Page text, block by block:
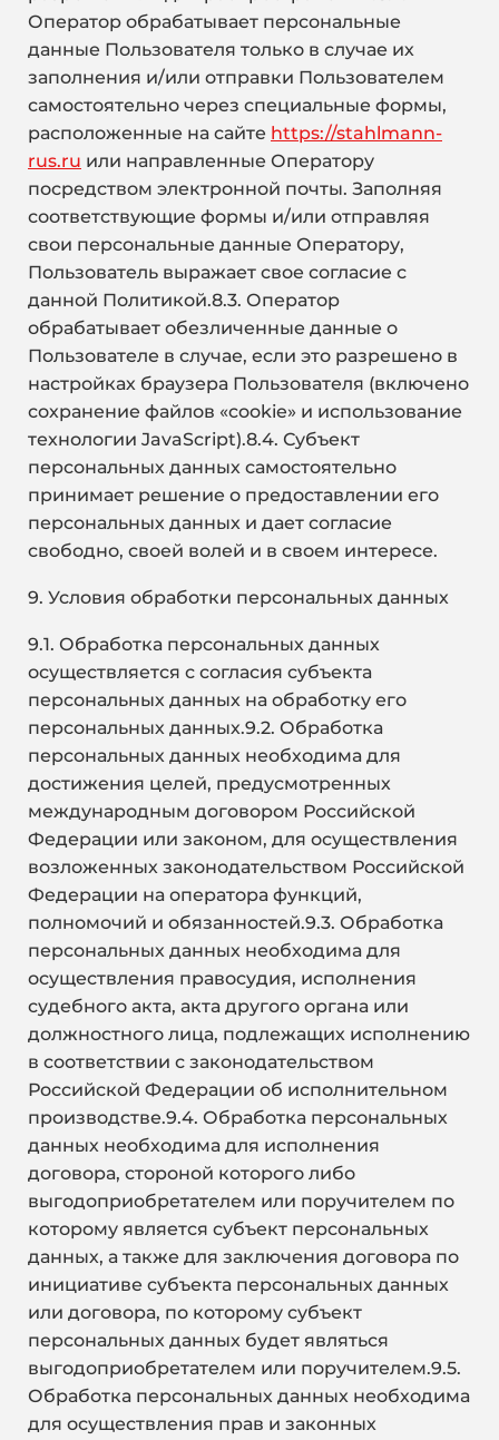
Оператор обрабатывает персональные
данные Пользователя только в случае их
заполнения и/или отправки Пользователем
самостоятельно через специальные формы,
расположенные на сайте https://stahlmann-
rus.ru или направленные Оператору
посредством электронной почты. Заполняя
соответствующие формы и/или отправляя
свои персональные данные Оператору,
Пользователь выражает свое согласие с
данной Политикой.8.3. Оператор
обрабатывает обезличенные данные о
Пользователе в случае, если это разрешено в
настройках браузера Пользователя (включено
сохранение файлов «cookie» и использование
технологии JavaScript).8.4. Субъект
персональных данных самостоятельно
принимает решение о предоставлении его
персональных данных и дает согласие
свободно, своей волей и в своем интересе.
9. Условия обработки персональных данных
9.1. Обработка персональных данных
осуществляется с согласия субъекта
персональных данных на обработку его
персональных данных.9.2. Обработка
персональных данных необходима для
достижения целей, предусмотренных
международным договором Российской
Федерации или законом, для осуществления
возложенных законодательством Российской
Федерации на оператора функций,
полномочий и обязанностей.9.3. Обработка
персональных данных необходима для
осуществления правосудия, исполнения
судебного акта, акта другого органа или
должностного лица, подлежащих исполнению
в соответствии с законодательством
Российской Федерации об исполнительном
производстве.9.4. Обработка персональных
данных необходима для исполнения
договора, стороной которого либо
выгодоприобретателем или поручителем по
которому является субъект персональных
данных, а также для заключения договора по
инициативе субъекта персональных данных
или договора, по которому субъект
персональных данных будет являться
выгодоприобретателем или поручителем.9.5.
Обработка персональных данных необходима
для осуществления прав и законных